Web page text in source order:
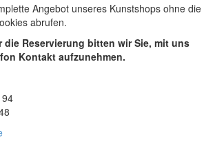
Angebot unseres Kunstshops ohne die
abrufen.
die Reservierung bitten wir Sie, mit uns
Kontakt aufzunehmen.